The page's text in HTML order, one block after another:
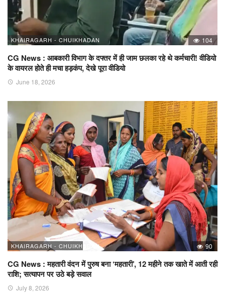
KHAIRAGARH - CHUIKHADAN 104
CG News : आबकारी विभाग के दफ्तर में ही जाम छलका रहे थे कर्मचारी! वीडियो
के वायरल होते ही मचा हड़कंप, देखे पूरा वीडियो
June 18, 2026
KHAIRAGARH - CHUIKHADAN 90
CG News : महतारी वंदन में पुरुष बना ‘महतारी’, 12 महीने तक खाते में आती रही
राशि; सत्यापन पर उठे बड़े सवाल
July 8, 2026